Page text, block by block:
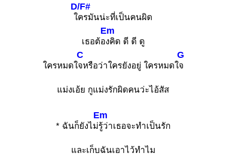
ใ
D/F#
ครมันน่ะที่เป็นคนผิด
เธอต้อ
Em
งคิด ดี ดี ดู
ใครหมดใ
C
จหรือว่าใครยังอยู่ ใครหมดใ
G
จ
แม่งเอ้ย กูแม่งรักผิดคนว่ะไอ้สัส
* ฉันก็ยังไม่
Em
รู้ว่าเธอจะทำเป็นรัก
และเก็บฉันเอาไว้ทำไม